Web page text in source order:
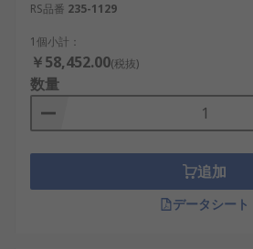
RS品番 235-1129
1個小計：
￥58,452.00(税抜)
数量
追加
データシート